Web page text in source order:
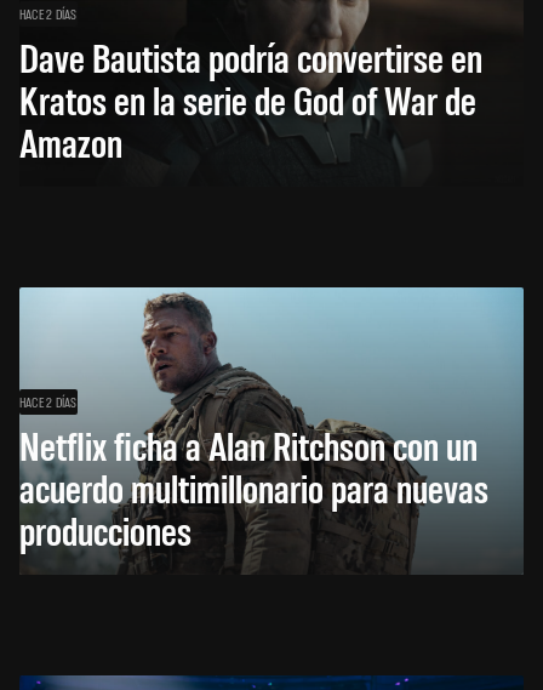
HACE 2 DÍAS
Dave Bautista podría convertirse en
Kratos en la serie de God of War de
Amazon
HACE 2 DÍAS
Netflix ficha a Alan Ritchson con un
acuerdo multimillonario para nuevas
producciones